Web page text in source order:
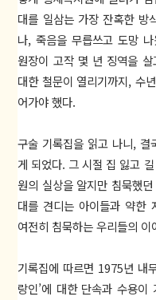
대를 일삼는 가장 잔혹한 방
나, 죽음을 무릅쓰고 도망
원장이 고작 몇 년 징역을
대한 철문이 열리기까지, 수
어가야 했다.
구술 기록집을 읽고 나니, 결
게 되었다. 그 시절 집 잃고
원의 실상을 알지만 침묵했
대를 견디는 아이들과 약한
여전히 침묵하는 우리들의 이
기록집에 따르면 1975년 내
랑인’에 대한 단속과 수용